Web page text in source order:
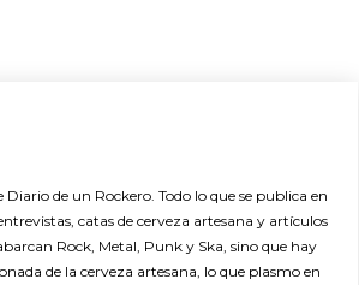
de un Rockero. Todo lo que se publica en
catas de cerveza artesana y artículos
Rock, Metal, Punk y Ska, sino que hay
de la cerveza artesana, lo que plasmo en